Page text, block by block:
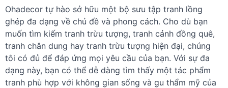
Ohadecor tự hào sở hữu một bộ sưu tập tranh lồng
ghép đa dạng về chủ đề và phong cách. Cho dù bạn
muốn tìm kiếm tranh trừu tượng, tranh cảnh đồng quê,
tranh chân dung hay tranh trừu tượng hiện đại, chúng
tôi có đủ để đáp ứng mọi yêu cầu của bạn. Với sự đa
dạng này, bạn có thể dễ dàng tìm thấy một tác phẩm
tranh phù hợp với không gian sống và gu thẩm mỹ của